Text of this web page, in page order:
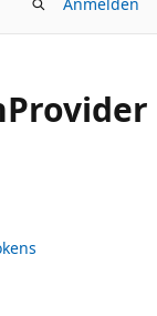
Provider